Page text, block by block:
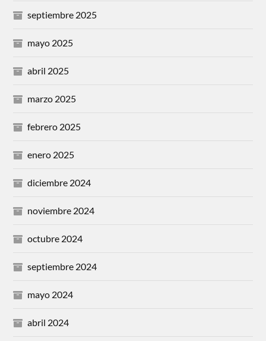
septiembre 2025
mayo 2025
abril 2025
marzo 2025
febrero 2025
enero 2025
diciembre 2024
noviembre 2024
octubre 2024
septiembre 2024
mayo 2024
abril 2024